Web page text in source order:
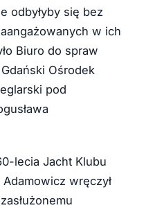
odbyłyby się bez
w ich
Biuro do spraw
Ośrodek
pod
lecia Jacht Klubu
wręczył